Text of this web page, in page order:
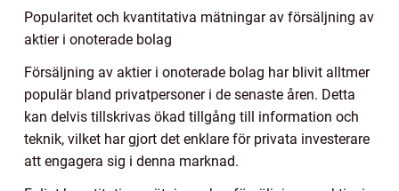
Popularitet och kvantitativa mätningar av försäljning av
aktier i onoterade bolag
Försäljning av aktier i onoterade bolag har blivit alltmer
populär bland privatpersoner i de senaste åren. Detta
kan delvis tillskrivas ökad tillgång till information och
teknik, vilket har gjort det enklare för privata investerare
att engagera sig i denna marknad.